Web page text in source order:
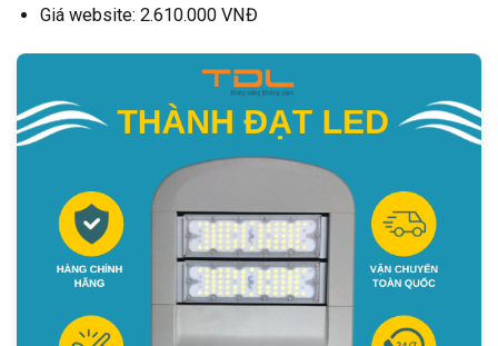
Giá website: 2.610.000 VNĐ